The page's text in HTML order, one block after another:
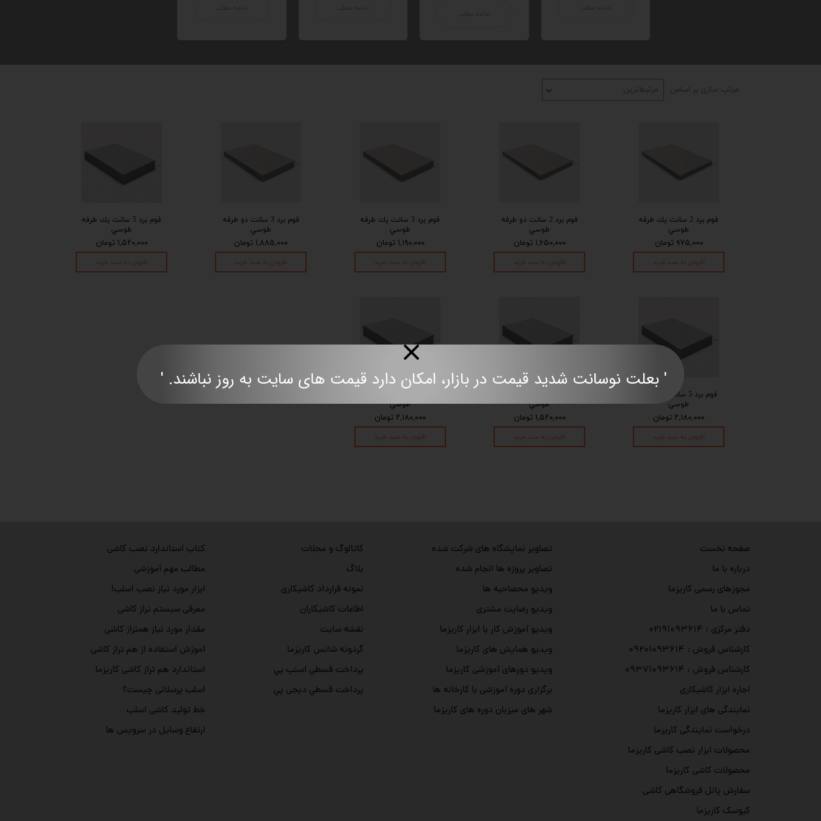
مرتب سازی بر اساس مرتبط‌ترین
فوم برد 2 سانت يك طرفه
طوسي
۹۷۵,۰۰۰ تومان
افزودن به سبد خرید
فوم برد 2 سانت دو طرفه
طوسي
۱,۶۵۰,۰۰۰ تومان
افزودن به سبد خرید
فوم برد 3 سانت يك طرفه
طوسي
۱,۱۹۰,۰۰۰ تومان
افزودن به سبد خرید
فوم برد 3 سانت دو طرفه
طوسي
۱,۸۸۵,۰۰۰ تومان
افزودن به سبد خرید
فوم برد 5 سانت يك طرفه
طوسي
۱,۵۲۰,۰۰۰ تومان
افزودن به سبد خرید
فوم برد 5 سانت دو طرفه
طوسي
۲,۱۸۰,۰۰۰ تومان
افزودن به سبد خرید
طوسي
۱,۵۲۰,۰۰۰ تومان
افزودن به سبد خرید
طوسي
۲,۱۸۰,۰۰۰ تومان
افزودن به سبد خرید
تصاویر نمایشگاه های شرکت شده
تصاویر پروژه ها انجام شده
ویدیو محصاحبه ها
ویدیو رضایت مشتری
ویدیو آموزش کار با ابزار کاریزما
ویدیو همایش های کاریزما
ویدیو دورهای آموزشی کاریزما
برگزاری دوره آموزشی با کارخانه ها
شهر های میزبان دوره های کاریزما
صفحه نخست
درباره با ما
مجوزهای رسمی کاریزما
تماس با ما
دفتر مرکزی : ۰۲۱۹۱۰۹۳۶۱۴
کارشناس فروش : ۰۹۲۰۱۰۹۳۶۱۴
کارشناس فروش : ۰۹۳۷۱۰۹۳۶۱۴
اجاره ابزار کاشیکاری
نمایندگی های ابزار کاریزما
درخواست نمایندگی کاریزما
محصولات ابزار نصب کاشی کاریزما
محصولات کاشی کاریزما
سفارش پانل فروشگاهی کاشی
کیوسک کاریزما
کاتالوگ و مجلات
بلاگ
نمونه قرارداد کاشیکاری
اطاعات کاشیکاران
نقشه سایت
گردونه شانس کاریزما
پرداخت قسطي اسنپ پي
پرداخت قسطي دیجی پي
کتاب استاندارد نصب کاشی
مطالب مهم آموزشی
ابزار مورد نیاز نصب اسلب!
معرفی سیستم تراز کاشی
مقدار مورد نیاز همتراز کاشی
آموزش استفاده از هم تراز کاشی
استاندارد هم تراز کاشی کاریزما
اسلب پرسلانی چیست؟
خط تولید کاشی اسلب
ارتفاع وسایل در سرویس ها
' بعلت نوسانت شدید قیمت در بازار، امکان دارد قیمت های سایت به روز نباشند. '​​​​​​​​​​​​​​